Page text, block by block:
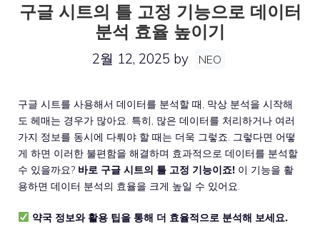
구글 시트의 틀 고정 기능으로 데이터
분석 효율 높이기
2월 12, 2025 by NEO
구글 시트를 사용해서 데이터를 분석할 때, 막상 분석을 시작해
도 헤매는 경우가 많아요. 특히, 많은 데이터를 처리하거나 여러
가지 정보를 동시에 다뤄야 할 때는 더욱 그렇죠. 그렇다면 어떻
게 하면 이러한 불편함을 해결하며 효과적으로 데이터를 분석할
수 있을까요? 바로 구글 시트의 틀 고정 기능이죠! 이 기능을 활
용하면 데이터 분석의 효율을 크게 높일 수 있어요.
약국 정보와 활용 팁을 통해 더 효율적으로 분석해 보세요.